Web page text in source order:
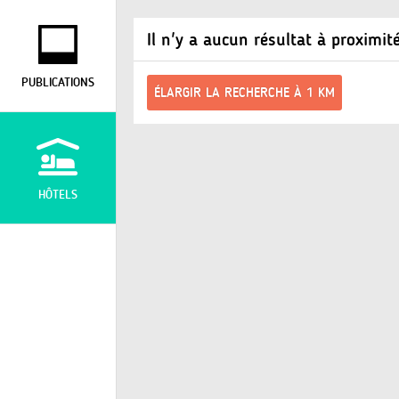
PUBLICATIONS
HÔTELS
Il n'y a aucun résultat à
ÉLARGIR LA RECHERCHE À 1 KM